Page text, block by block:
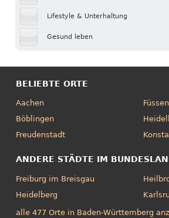
Lifestyle & Unterhaltung
Gesund leben
BELIEBTE ORTE
Aachen
Böblingen
Freudenstadt
Füssen
ANDERE STÄDTE IM
Freiburg im Breisgau
Heidelberg
alle 477 Orte in Baden-Württemberg